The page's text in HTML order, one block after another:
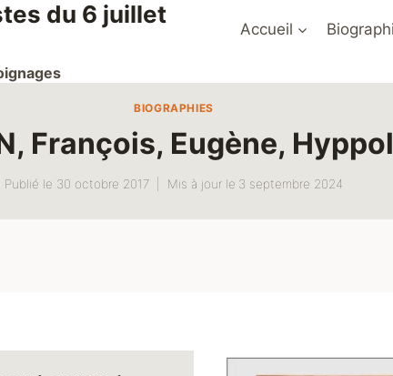
du 6 juillet
Accueil
BIOGRAPHIES
François, Eugène,
Publié le 30 octobre 2017 Mis à jour le 3 septembre 2024